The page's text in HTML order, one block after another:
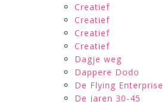
Creatief
Creatief
Creatief
Creatief
Dagje weg
Dappere Dodo
De Flying Enterprise
De jaren 30-45